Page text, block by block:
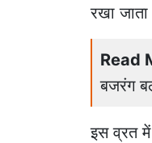
रखा
Read
बजरंग
इस व्रत